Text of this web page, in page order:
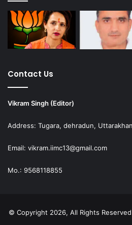
Contact Us
Vikram Singh (Editor)
Address: Tugara, dehradun,
Email: vikram.iimc13@gmail.com
Mo.: 9568118855
© Copyright 2026, All Rights